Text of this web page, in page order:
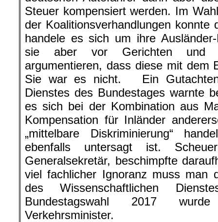
Steuer kompensiert werden. Im
der Koalitionsverhandlungen
handele es sich um ihre
sie aber vor Gerichten und
argumentieren, dass diese mit dem
Sie war es nicht. Ein Gutachten
Dienstes des Bundestages warnte
es sich bei der Kombination aus
Kompensation für Inländer
„mittelbare Diskriminierung“
ebenfalls untersagt ist.
Generalsekretär, beschimpfte
viel fachlicher Ignoranz muss man
des Wissenschaftlichen
Bundestagswahl 2017
Verkehrsminister.